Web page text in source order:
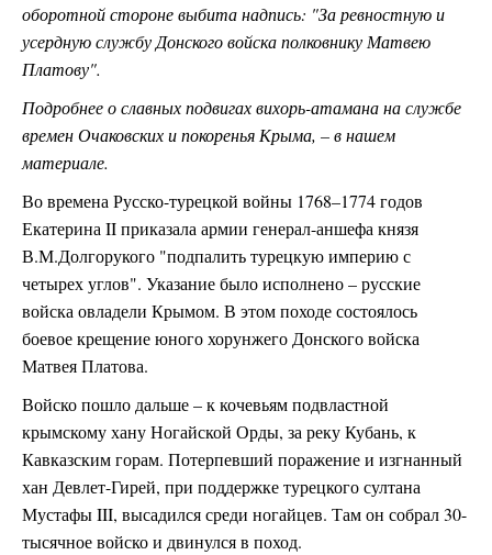
оборотной стороне выбита надпись: "За ревностную и
усердную службу Донского войска полковнику Матвею
Платову".
Подробнее о славных подвигах вихорь-атамана на службе
времен Очаковских и покоренья Крыма, – в нашем
материале.
Во времена Русско-турецкой войны 1768–1774 годов
Екатерина II приказала армии генерал-аншефа князя
В.М.Долгорукого "подпалить турецкую империю с
четырех углов". Указание было исполнено – русские
войска овладели Крымом. В этом походе состоялось
боевое крещение юного хорунжего Донского войска
Матвея Платова.
Войско пошло дальше – к кочевьям подвластной
крымскому хану Ногайской Орды, за реку Кубань, к
Кавказским горам. Потерпевший поражение и изгнанный
хан Девлет-Гирей, при поддержке турецкого султана
Мустафы III, высадился среди ногайцев. Там он собрал 30-
тысячное войско и двинулся в поход.